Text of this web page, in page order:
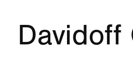
Davidoff